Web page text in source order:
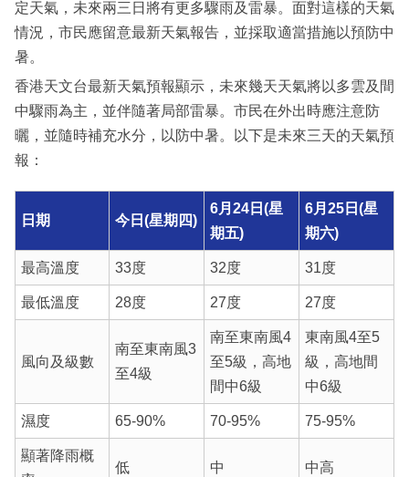
定天氣，未來兩三日將有更多驟雨及雷暴。面對這樣的天氣
情況，市民應留意最新天氣報告，並採取適當措施以預防中
暑。
香港天文台最新天氣預報顯示，未來幾天天氣將以多雲及間
中驟雨為主，並伴隨著局部雷暴。市民在外出時應注意防
曬，並隨時補充水分，以防中暑。以下是未來三天的天氣預
報：
日期 今日(星期四)
6月24日(星
期五)
6月25日(星
期六)
最高溫度 33度 32度 31度
最低溫度 28度 27度 27度
風向及級數
南至東南風3
至4級
南至東南風4
至5級，高地
間中6級
東南風4至5
級，高地間
中6級
濕度 65-90% 70-95% 75-95%
顯著降雨概
低 中 中高